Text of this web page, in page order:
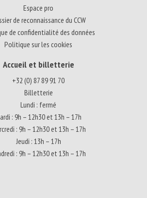
Espace pro
de reconnaissance du CCW
de confidentialité des données
Politique sur les cookies
Accueil et billetterie
+32 (0) 87 89 91 70
Billetterie
Lundi : fermé
: 9h – 12h30 et 13h – 17h
: 9h – 12h30 et 13h – 17h
Jeudi : 13h – 17h
: 9h – 12h30 et 13h – 17h